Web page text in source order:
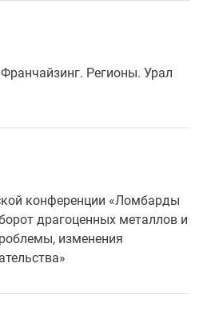
Регионы. Урал
конференции «Ломбарды
драгоценных металлов и
изменения